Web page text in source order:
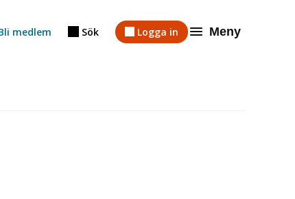
medlem Sök Logga in Meny